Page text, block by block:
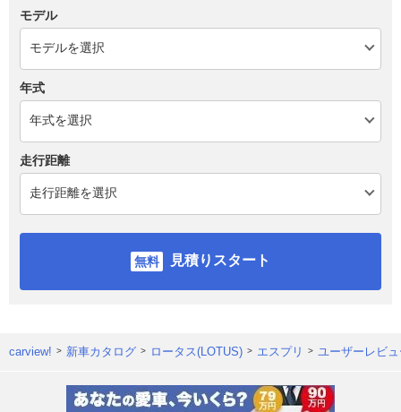
モデル
年式
走行距離
見積りスタート
carview! 新車カタログ ロータス(LOTUS) エスプリ ユーザーレビ